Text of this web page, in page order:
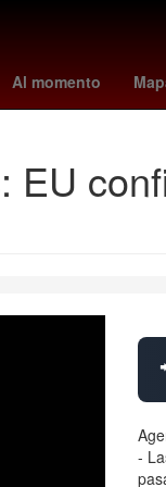
Al momento
Empresa 26 de
EU
-